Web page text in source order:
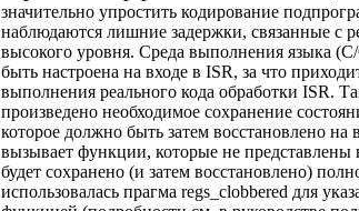
значительно упростить кодирование
наблюдаются лишние задержки, связанные с
высокого уровня. Среда выполнения языка
быть настроена на входе в ISR, за что
выполнения реального кода обработки ISR.
произведено необходимое сохранение
которое должно быть затем восстановлено
вызывает функции, которые не представлены
будет сохранено (и затем восстановлено)
использовалась прагма regs_clobbered для